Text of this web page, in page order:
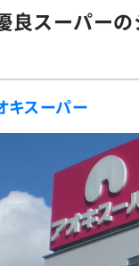
功ガイド
インターン
イベント・セ
インタビュー
就活成功ガイド
優良スーパー
キスーパー